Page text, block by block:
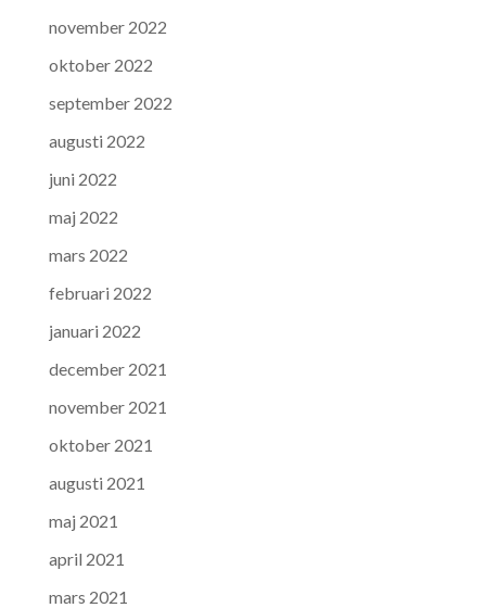
november 2022
oktober 2022
september 2022
augusti 2022
juni 2022
maj 2022
mars 2022
februari 2022
januari 2022
december 2021
november 2021
oktober 2021
augusti 2021
maj 2021
april 2021
mars 2021